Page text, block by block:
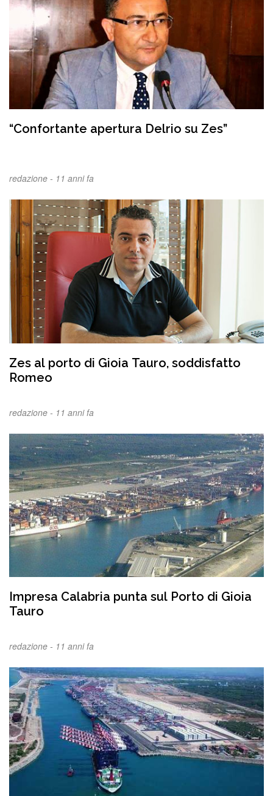
“Confortante apertura Delrio su Zes”
redazione - 11 anni fa
Zes al porto di Gioia Tauro, soddisfatto
Romeo
redazione - 11 anni fa
Impresa Calabria punta sul Porto di Gioia
Tauro
redazione - 11 anni fa